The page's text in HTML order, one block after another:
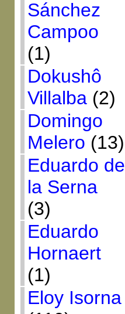
Sánchez
Campoo
(1)
Dokushô
Villalba(2)
Domingo
Melero (13)
Eduardo de
la Serna
(3)
Eduardo
Hornaert
(1)
Eloy Isorna